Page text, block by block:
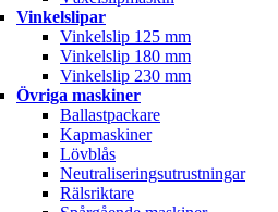
Vinkelslipar
Vinkelslip 125 mm
Vinkelslip 180 mm
Vinkelslip 230 mm
Övriga maskiner
Ballastpackare
Kapmaskiner
Lövblås
Neutraliseringsutrustningar
Rälsriktare